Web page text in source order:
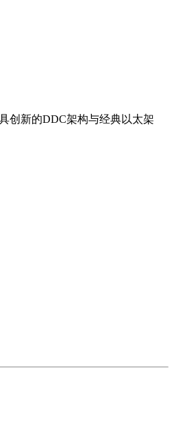
创新的DDC架构与经典以太架